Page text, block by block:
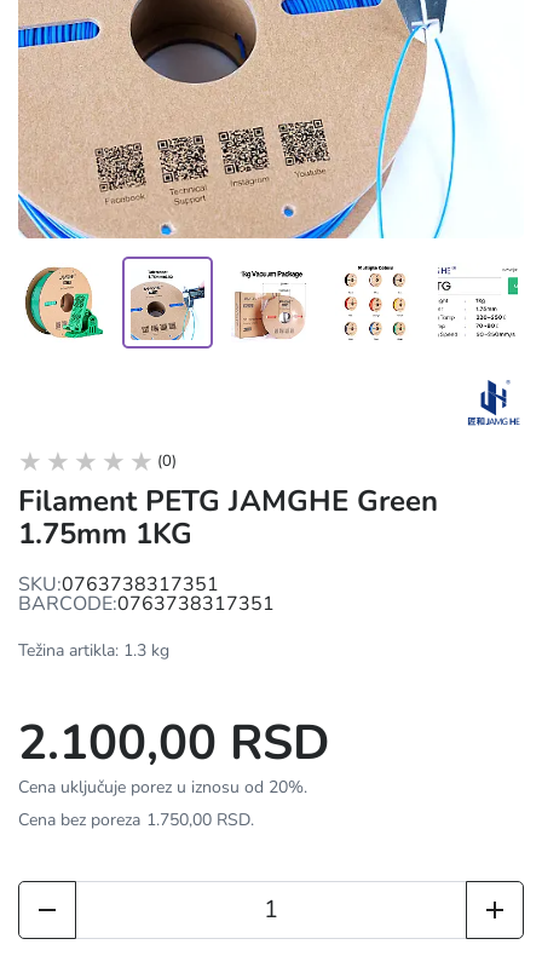
(0)
Filament PETG JAMGHE Green
1.75mm 1KG
SKU:0763738317351
BARCODE:0763738317351
Težina artikla: 1.3 kg
2.100,00 RSD
Cena uključuje porez u iznosu od 20%.
Cena bez poreza 1.750,00 RSD.